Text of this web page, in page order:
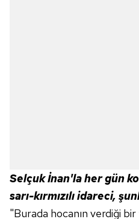
Selçuk İnan'la her gün
sarı-kırmızılı idareci,
"Burada hocanın verdiği